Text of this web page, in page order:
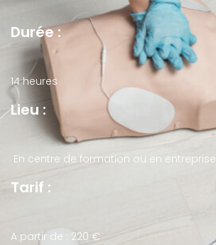
Durée :
14 heures
Lieu :
En centre de formation ou en entreprise
Tarif :
A partir de : 220 €